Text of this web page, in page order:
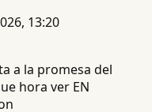
13:20